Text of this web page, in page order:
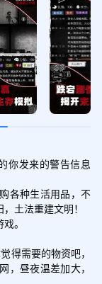
你发来的警告信息
各种生活用品，不
土法重建文明！
。
得需要的物资吧，
，昼夜温差加大，